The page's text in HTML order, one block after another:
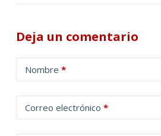
Deja un comentario
Nombre *
Correo electrónico *
l
t